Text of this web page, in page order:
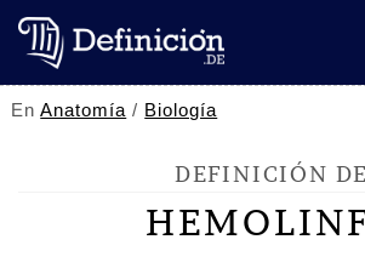
EnAnatomía / Biología
DEFINICIÓN DE